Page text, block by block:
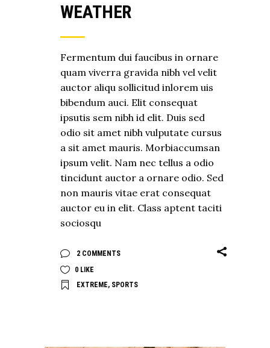
WEATHER
Fermentum dui faucibus in ornare
quam viverra gravida nibh vel velit
auctor aliqu sollicitud inlorem uis
bibendum auci. Elit consequat
ipsutis sem nibh id elit. Duis sed
odio sit amet nibh vulputate cursus
a sit amet mauris. Morbiaccumsan
ipsum velit. Nam nec tellus a odio
tincidunt auctor a ornare odio. Sed
non mauris vitae erat consequat
auctor eu in elit. Class aptent taciti
sociosqu
2 COMMENTS
0 LIKE
EXTREME, SPORTS